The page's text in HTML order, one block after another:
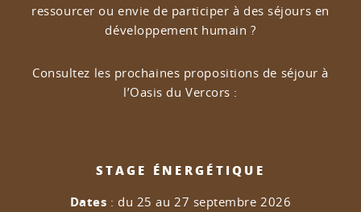
ressourcer ou envie de participer à des séjours en
développement humain ?
Consultez les prochaines propositions de séjour à
l’Oasis du Vercors :
STAGE ÉNERGÉTIQUE
Dates : du 25 au 27 septembre 2026